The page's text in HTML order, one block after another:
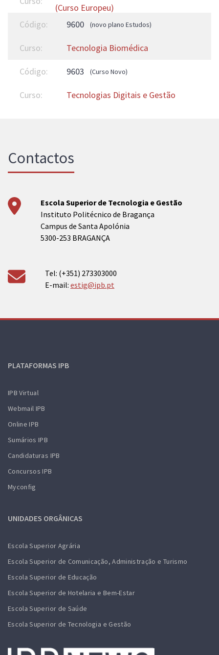
(Curso Europeu)
9600
(novo plano Estudos)
Tecnologia Biomédica
9603 (Curso Novo)
Tecnologias Digitais e Gestão
Contactos
Escola Superior de Tecnologia e Gestão
Instituto Politécnico de Bragança
Campus de Santa Apolónia
5300-253 BRAGANÇA
Tel: (+351) 273303000
E-mail: estig@ipb.pt
PLATAFORMAS IPB
IPB Virtual
Webmail IPB
Online IPB
Sumários IPB
Candidaturas IPB
Concursos IPB
Myconfig
UNIDADES ORGÂNICAS
Escola Superior Agrária
Escola Superior de Comunicação, Administração e Turismo
Escola Superior de Educação
Escola Superior de Hotelaria e Bem-Estar
Escola Superior de Saúde
Escola Superior de Tecnologia e Gestão